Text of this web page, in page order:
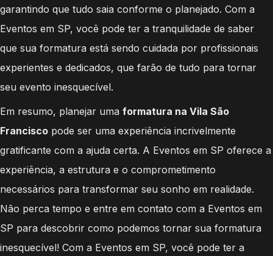
garantindo que tudo saia conforme o planejado. Com a
Eventos em SP, você pode ter a tranquilidade de saber
que sua formatura está sendo cuidada por profissionais
experientes e dedicados, que farão de tudo para tornar
seu evento inesquecível.
Em resumo, planejar uma formatura na Vila São
Francisco pode ser uma experiência incrivelmente
gratificante com a ajuda certa. A Eventos em SP oferece a
experiência, a estrutura e o comprometimento
necessários para transformar seu sonho em realidade.
Não perca tempo e entre em contato com a Eventos em
SP para descobrir como podemos tornar sua formatura
inesquecível! Com a Eventos em SP, você pode ter a